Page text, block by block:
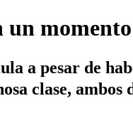
a pesar de
clase, ambos